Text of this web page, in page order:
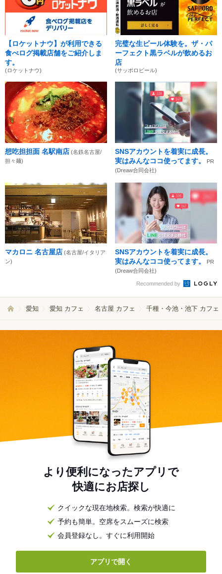
【ロケットナウ】が利用できる
食べログ掲載店舗をご紹介しま
す。
(ロケットナウ)
完璧な生ビール体験を。ザ・パ
ーフェクト黒ラベルが飲めるお
店
(サッポロビール)
想吃担担面 名駅南店 (名鉄名古屋/
担々麺)
SNSアカウントを着実に成長。
実はみんなココ使ってます。
PR
(Dreaw合同会社)
マカロニ 名古屋店 (名古屋/イタリア
ン)
SNSアカウントを着実に成長。
実はみんなココ使ってます。
PR
(Dreaw合同会社)
Recommended by
愛知 愛知 カフェ 名古屋 カフェ 千種・今池・池下 カフェ
より便利になったアプリで
快適にお店探し
クイックな現在地検索。検索が快適に
予約も簡単。空席をスムーズに検索
会員登録なし。すぐに利用開始
アプリで開く